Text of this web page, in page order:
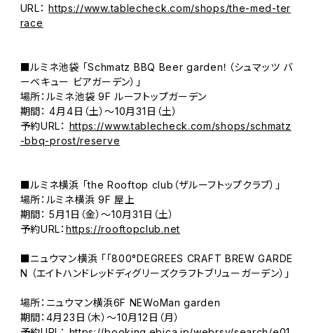
URL：https://www.tablecheck.com/shops/the-med-ter
race
■ルミネ池袋 「Schmatz BBQ Beer garden！（シュマッツ バ
ーベキュー ビアガーデン）」
場所：ルミネ池袋 9F ルーフトップガーデン
期間： 4月4日（土）～10月31日（土）
予約URL： https://www.tablecheck.com/shops/schmatz
-bbq-prost/reserve
■ルミネ横浜 「the Rooftop club（ザルーフトップクラブ）」
場所：ルミネ横浜 9F 屋上
期間： 5月1日（金）～10月31日（土）
予約URL： https://rooftopclub.net
■ニュウマン横浜 「「800°DEGREES CRAFT BREW GARDE
N （エイトハンドレッドディグリーズクラフトブリューガーデン）」
場所：ニュウマン横浜6F NEWoMan garden
期間：4月23日（木）～10月12日（月）